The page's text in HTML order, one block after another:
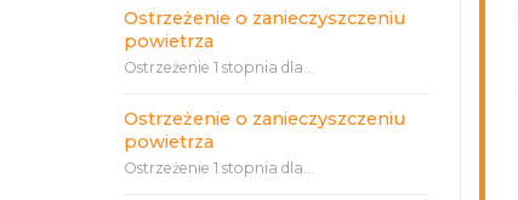
Ostrzeżenie o zanieczyszczeniu
powietrza
Ostrzeżenie 1 stopnia dla...
Ostrzeżenie o zanieczyszczeniu
powietrza
Ostrzeżenie 1 stopnia dla...